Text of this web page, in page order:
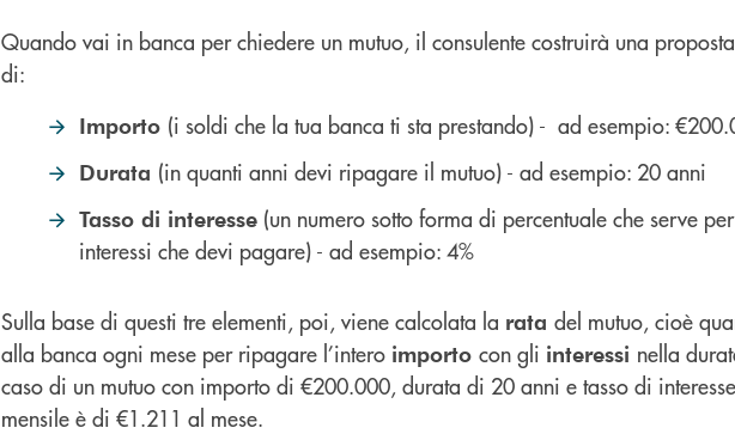
Quando vai in banca per chiedere un mutuo, il consulente costruirà una
di:
Importo (i soldi che la tua banca ti sta prestando) - ad esempio:
Durata (in quanti anni devi ripagare il mutuo) - ad esempio: 20 anni
Tasso di interesse (un numero sotto forma di percentuale che serve
interessi che devi pagare) - ad esempio: 4%
Sulla base di questi tre elementi, poi, viene calcolata la rata del mutuo, cioè
alla banca ogni mese per ripagare l’intero importo con gli interessi nella
caso di un mutuo con importo di €200.000, durata di 20 anni e tasso di
mensile è di €1.211 al mese.